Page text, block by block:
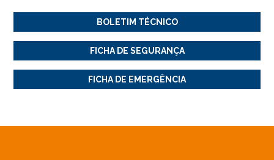
BOLETIM TÉCNICO
FICHA DE SEGURANÇA
FICHA DE EMERGÊNCIA